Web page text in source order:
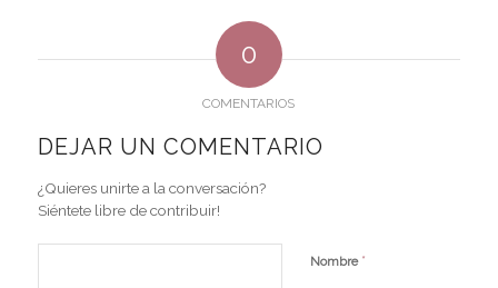
0
COMENTARIOS
DEJAR UN COMENTARIO
¿Quieres unirte a la conversación?
Siéntete libre de contribuir!
Nombre *